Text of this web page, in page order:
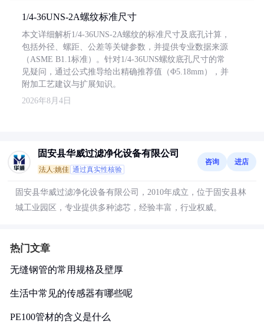
1/4-36UNS-2A螺纹标准尺寸
本文详细解析1/4-36UNS-2A螺纹的标准尺寸及底孔计算，
包括外径、螺距、公差等关键参数，并提供专业数据来源
（ASME B1.1标准）。针对1/4-36UNS螺纹底孔尺寸的常
见疑问，通过公式推导给出精确推荐值（Φ5.18mm），并
附加工艺建议与扩展知识。
2026年8月4日
固安县华威过滤净化设备有限公司
法人:姚佳 通过真实性核验
咨询 进店
固安县华威过滤净化设备有限公司，2010年成立，位于固安县林
城工业园区，专业提供多种滤芯，经验丰富，行业权威。
热门文章
无缝钢管的常用规格及壁厚
生活中常见的传感器有哪些呢
PE100管材的含义是什么